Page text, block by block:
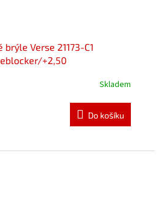
Verse 21173-C1
+2,50
Skladem
Do košíku